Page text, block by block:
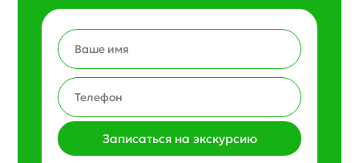
Записаться на экскурсию